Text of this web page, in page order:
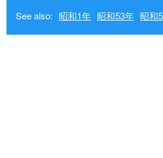
See also: 昭和1年 昭和53年 昭和